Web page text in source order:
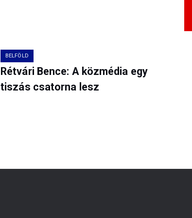
BELFÖLD
Rétvári Bence: A közmédia egy
tiszás csatorna lesz